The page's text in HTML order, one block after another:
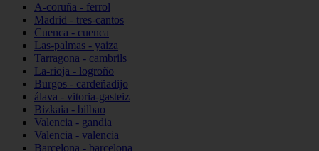
A-coruña - ferrol
Madrid - tres-cantos
Cuenca - cuenca
Las-palmas - yaiza
Tarragona - cambrils
La-rioja - logroño
Burgos - cardeñadijo
álava - vitoria-gasteiz
Bizkaia - bilbao
Valencia - gandia
Valencia - valencia
Barcelona - barcelona